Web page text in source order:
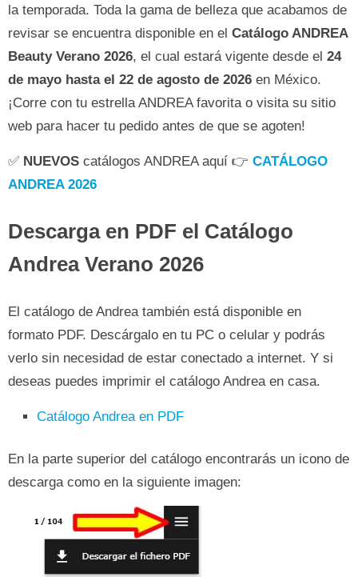
la temporada. Toda la gama de belleza que acabamos de
revisar se encuentra disponible en el Catálogo ANDREA
Beauty Verano 2026, el cual estará vigente desde el 24
de mayo hasta el 22 de agosto de 2026 en México.
¡Corre con tu estrella ANDREA favorita o visita su sitio
web para hacer tu pedido antes de que se agoten!
✅ NUEVOS catálogos ANDREA aquí 👉 CATÁLOGO
ANDREA 2026
Descarga en PDF el Catálogo
Andrea Verano 2026
El catálogo de Andrea también está disponible en
formato PDF. Descárgalo en tu PC o celular y podrás
verlo sin necesidad de estar conectado a internet. Y si
deseas puedes imprimir el catálogo Andrea en casa.
Catálogo Andrea en PDF
En la parte superior del catálogo encontrarás un icono de
descarga como en la siguiente imagen: